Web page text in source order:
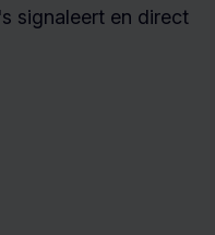
signaleert en direct